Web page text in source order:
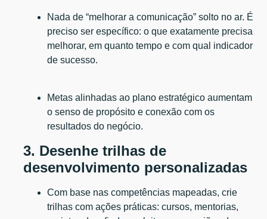
Nada de “melhorar a comunicação” solto no ar. É
preciso ser específico: o que exatamente precisa
melhorar, em quanto tempo e com qual indicador
de sucesso.
Metas alinhadas ao plano estratégico aumentam
o senso de propósito e conexão com os
resultados do negócio.
3. Desenhe trilhas de
desenvolvimento personalizadas
Com base nas competências mapeadas, crie
trilhas com ações práticas: cursos, mentorias,